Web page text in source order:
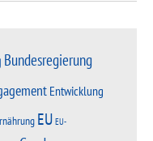
Bundesregierung
Entwicklung
EU EU-